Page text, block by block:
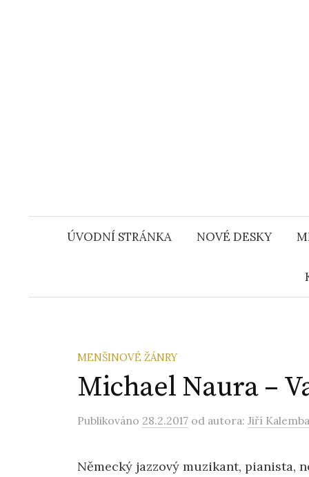
ÚVODNÍ STRÁNKA NOVÉ DESKY
MENŠINOVÉ ŽÁNRY
Michael Naura –
Publikováno 28.2.2017 od autora: Jiří Kalemba
Německý jazzový muzikant, pianista,